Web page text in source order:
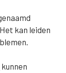
kan leiden
kunnen